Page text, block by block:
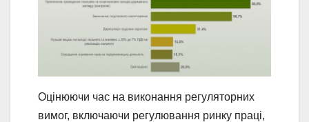
Оцінюючи час на виконання регуляторних
вимог, включаючи регулювання ринку праці,